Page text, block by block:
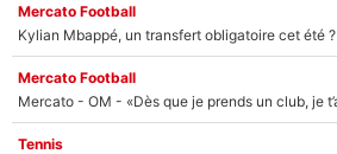
Mercato Football
Kylian Mbappé, un transfert obligatoire cet été ?
Mercato Football
Tennis